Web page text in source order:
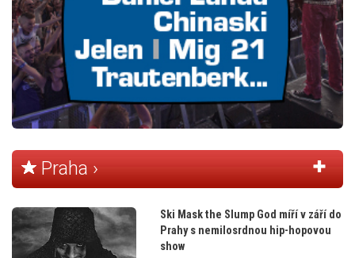
Praha ›
Ski Mask the Slump God míří v září do
Prahy s nemilosrdnou hip-hopovou
show